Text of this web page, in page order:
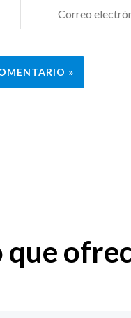
Correo
electrónico*
que